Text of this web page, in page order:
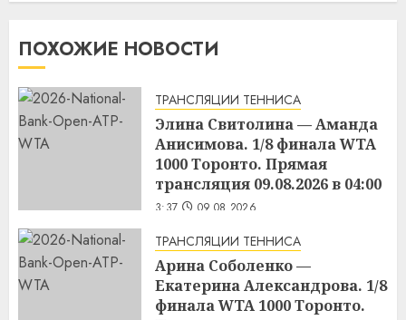
ПОХОЖИЕ НОВОСТИ
ТРАНСЛЯЦИИ ТЕННИСА
Элина Свитолина — Аманда
Анисимова. 1/8 финала WTA
1000 Торонто. Прямая
трансляция 09.08.2026 в 04:00
3:37 09.08.2026
ТРАНСЛЯЦИИ ТЕННИСА
Арина Соболенко —
Екатерина Александрова. 1/8
финала WTA 1000 Торонто.